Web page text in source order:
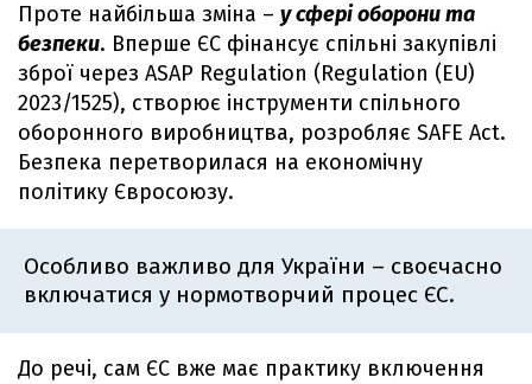
Проте найбільша зміна – у сфері оборони та
безпеки. Вперше ЄС фінансує спільні закупівлі
зброї через ASAP Regulation (Regulation (EU)
2023/1525), створює інструменти спільного
оборонного виробництва, розробляє SAFE Act.
Безпека перетворилася на економічну
політику Євросоюзу.
Особливо важливо для України – своєчасно
включатися у нормотворчий процес ЄС.
До речі, сам ЄС вже має практику включення